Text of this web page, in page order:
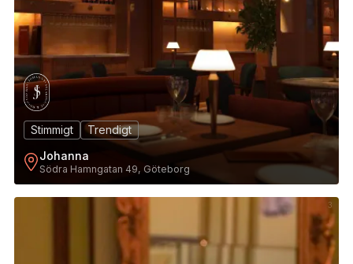
Stimmigt
Trendigt
Johanna
Södra Hamngatan 49, Göteborg
3